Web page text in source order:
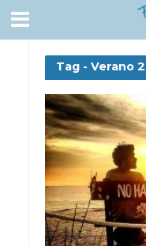
Tag - Verano